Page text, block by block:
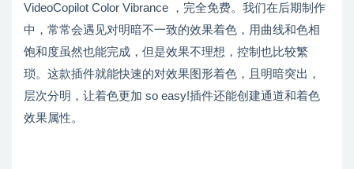
VideoCopilot Color Vibrance ，完全免费。我们在后期制作
中，常常会遇见对明暗不一致的效果着色，用曲线和色相
饱和度虽然也能完成，但是效果不理想，控制也比较繁
琐。这款插件就能快速的对效果图形着色，且明暗突出，
层次分明，让着色更加 so easy!插件还能创建通道和着色
效果属性。